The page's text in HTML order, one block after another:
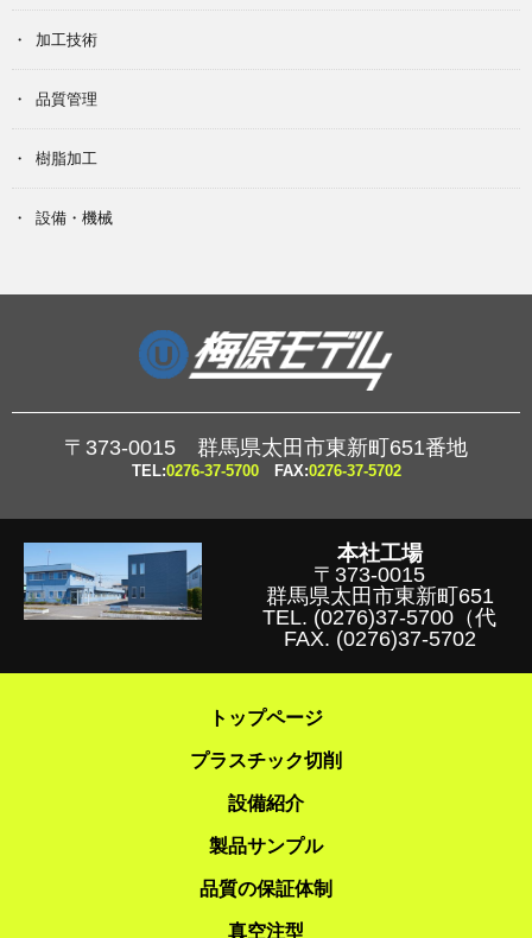
加工技術
品質管理
樹脂加工
設備・機械
〒373-0015 群馬県太田市東新町651番地
TEL:0276-37-5700FAX:0276-37-5702
本社工場
〒373-0015
群馬県太田市東新町651
TEL. (0276)37-5700 （代
FAX. (0276)37-5702
トップページ
プラスチック切削
設備紹介
製品サンプル
品質の保証体制
真空注型